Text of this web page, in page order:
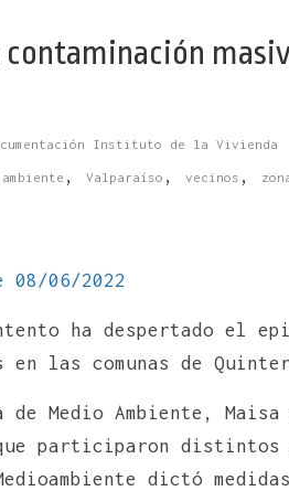
Instituto de la Vivienda
, Valparaíso , vecinos ,
06/2022
ha despertado el
las comunas de
Medio Ambiente,
que participaron
dictó